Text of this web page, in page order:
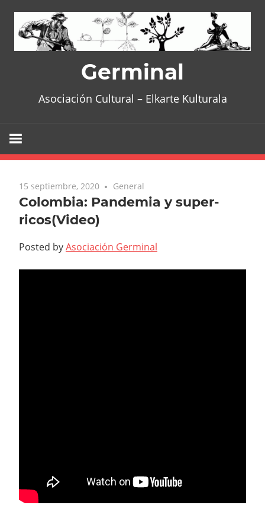
content
Germinal
Asociación Cultural – Elkarte Kulturala
15 septiembre, 2020 General
Colombia: Pandemia y super-
ricos(Video)
Posted byAsociación Germinal